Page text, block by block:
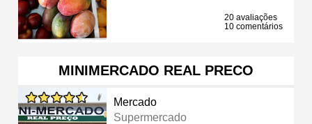
20 avaliações
10 comentários
MINIMERCADO REAL PRECO
Mercado
Supermercado